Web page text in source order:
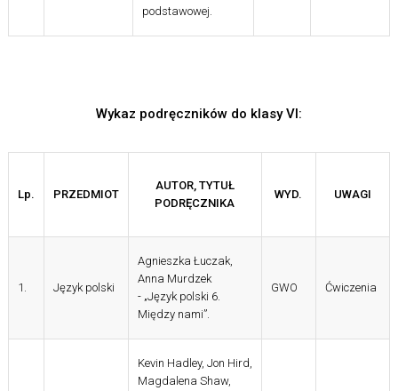
podstawowej.
Wykaz podręczników do klasy VI:
Lp. PRZEDMIOT
AUTOR, TYTUŁ
PODRĘCZNIKA
WYD. UWAGI
1. Język polski
Agnieszka Łuczak,
Anna Murdzek
- „Język polski 6.
Między nami”.
GWO Ćwiczenia
Kevin Hadley, Jon Hird,
Magdalena Shaw,